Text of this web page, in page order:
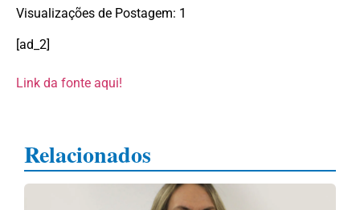
Visualizações de Postagem: 1
[ad_2]
Link da fonte aqui!
Relacionados